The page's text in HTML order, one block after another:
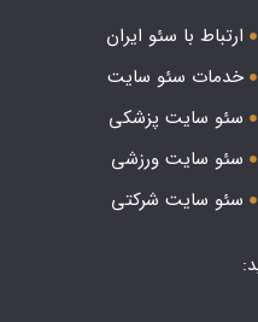
ارتباط با سئو ایران
خدمات سئو سایت
سئو سایت پزشکی
سئو سایت ورزشی
سئو سایت شرکتی